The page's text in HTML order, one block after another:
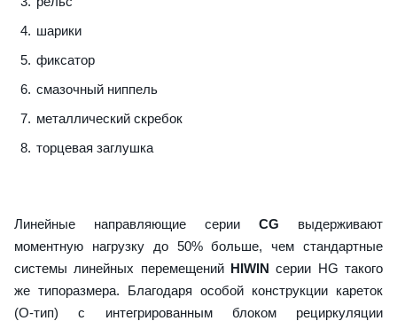
шарики
фиксатор
смазочный ниппель
металлический скребок
торцевая заглушка
Линейные направляющие серии CG выдерживают
моментную нагрузку до 50% больше, чем стандартные
системы линейных перемещений HIWIN серии HG такого
же типоразмера. Благодаря особой конструкции кареток
(О-тип) с интегрированным блоком рециркуляции